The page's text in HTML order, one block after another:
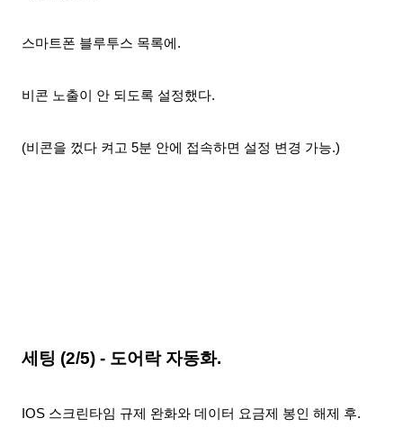
스마트폰 블루투스 목록에.
비콘 노출이 안 되도록 설정했다.
(비콘을 껐다 켜고 5분 안에 접속하면 설정 변경 가능.)
세팅 (2/5) - 도어락 자동화.
IOS 스크린타임 규제 완화와 데이터 요금제 봉인 해제 후.